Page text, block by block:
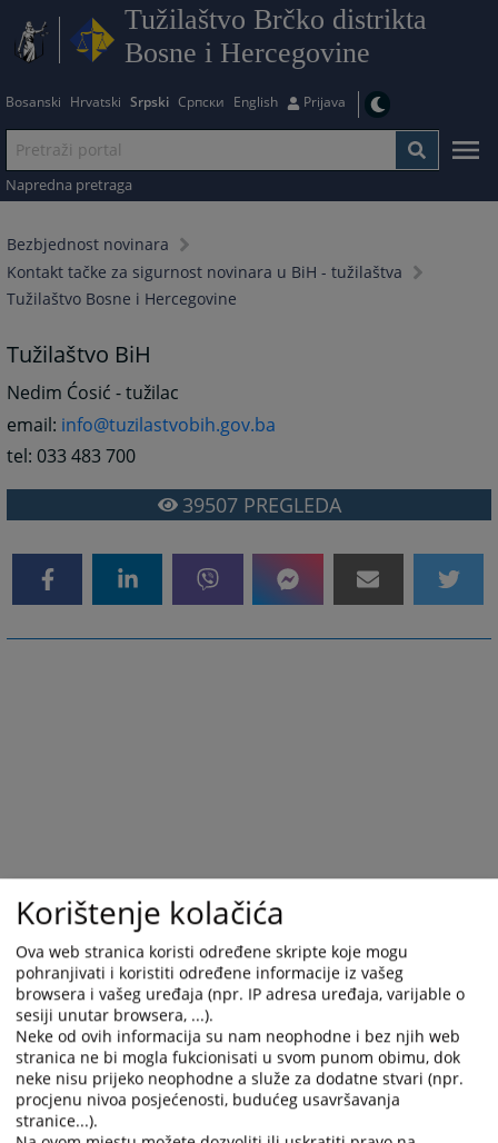
Tužilaštvo Brčko distrikta
Bosne i Hercegovine
Bosanski Hrvatski Srpski Српски English Prijava
Napredna pretraga
Bezbjednost novinara
Kontakt tačke za sigurnost novinara u BiH - tužilaštva
Tužilaštvo Bosne i Hercegovine
Tužilaštvo BiH
Nedim Ćosić - tužilac
email: info@tuzilastvobih.gov.ba
tel: 033 483 700
39507PREGLEDA
Korištenje kolačića
Ova web stranica koristi određene skripte koje mogu
pohranjivati i koristiti određene informacije iz vašeg
browsera i vašeg uređaja (npr. IP adresa uređaja, varijable o
sesiji unutar browsera, ...).
Neke od ovih informacija su nam neophodne i bez njih web
stranica ne bi mogla fukcionisati u svom punom obimu, dok
neke nisu prijeko neophodne a služe za dodatne stvari (npr.
procjenu nivoa posjećenosti, budućeg usavršavanja
stranice...).